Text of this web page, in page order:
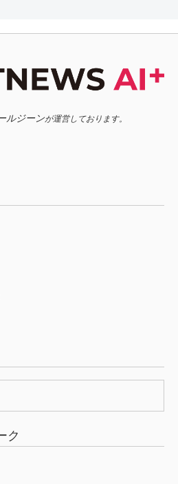
ルジーンが運営しております。
ク